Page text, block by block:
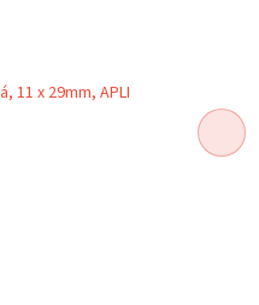
11 x 29mm, APLI